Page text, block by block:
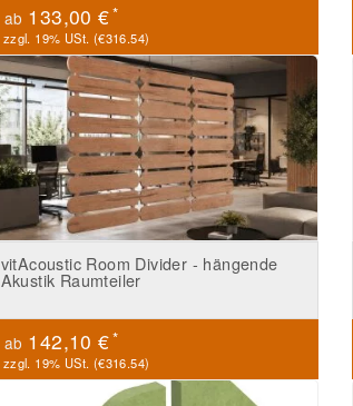
ab 133,00 €*
zzgl. 19% USt. (€316.54)
vitAcoustic Room Divider - hängende
Akustik Raumteiler
ab 142,10 €*
zzgl. 19% USt. (€316.54)